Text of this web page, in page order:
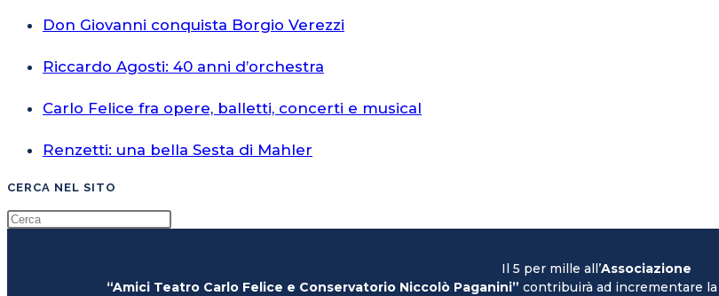
Don Giovanni conquista Borgio Verezzi
Riccardo Agosti: 40 anni d’orchestra
Carlo Felice fra opere, balletti, concerti e musical
Renzetti: una bella Sesta di Mahler
CERCA NEL SITO
Il 5 per mille all’Associazione
“Amici Teatro Carlo Felice e Conservatorio Niccolò Paganini” contribuirà ad incrementare